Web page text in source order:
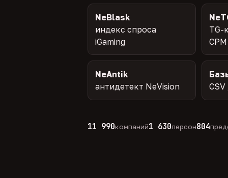
NeBlask
индекс спроса
iGaming
TG-
CPM
NeAntik
антидетект NeVision
11 990компаний1 630персон804